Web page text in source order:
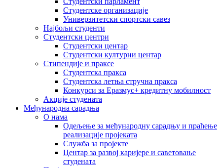
Студентске организације
Универзитетски спортски савез
Најбољи студенти
Студентски центри
Студентски центар
Студентски културни центар
Стипендије и праксе
Студентска пракса
Студентска летња стручна пракса
Конкурси за Еразмус+ кредитну мобилност
Акције студената
Међународна сарадња
О нама
Одељење за међународну сарадњу и праћење
реализације пројеката
Служба за пројекте
Центар за развој каријере и саветовање
студената